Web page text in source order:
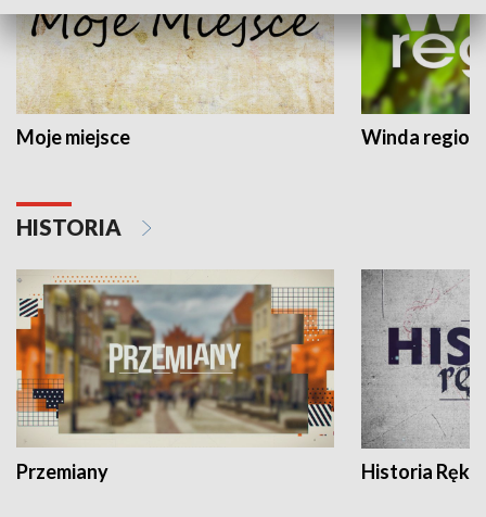
Moje miejsce Winda
HISTORIA
Przemiany Historia Ręką